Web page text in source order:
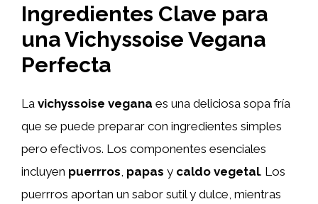
Ingredientes Clave para
una Vichyssoise Vegana
Perfecta
La vichyssoise vegana es una deliciosa sopa fría
que se puede preparar con ingredientes simples
pero efectivos. Los componentes esenciales
incluyen puerrros papas y caldo vegetal. Los
puerrros aportan un sabor sutil y dulce, mientras